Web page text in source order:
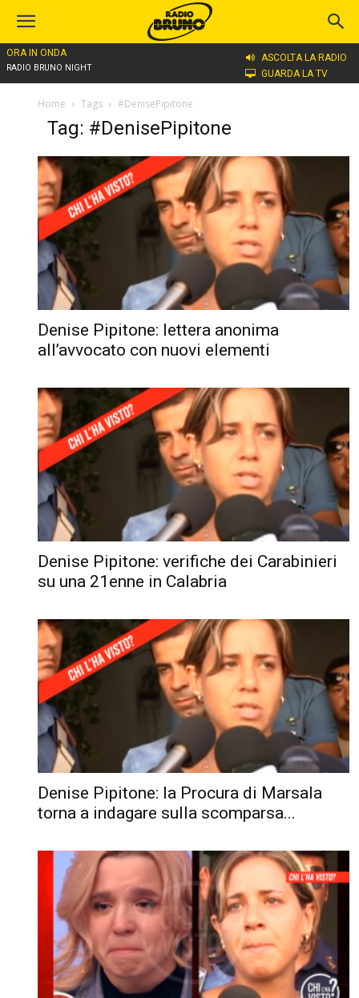
ORA IN ONDA
RADIO BRUNO NIGHT
ASCOLTA LA RADIO
GUARDA LA TV
Home Tags #DenisePipitone
Tag: #DenisePipitone
Denise Pipitone: lettera anonima
all’avvocato con nuovi elementi
Denise Pipitone: verifiche dei Carabinieri
su una 21enne in Calabria
Denise Pipitone: la Procura di Marsala
torna a indagare sulla scomparsa...